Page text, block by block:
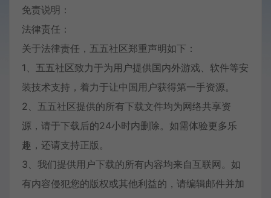
免责说明：
法律责任：
关于法律责任，五五社区郑重声明如下：
1、五五社区致力于为用户提供国内外游戏、软件等安
装技术支持，着力于让中国用户获得第一手资源。
2、五五社区提供的所有下载文件均为网络共享资
源，请于下载后的24小时内删除。如需体验更多乐
趣，还请支持正版。
3、我们提供用户下载的所有内容均来自互联网。如
有内容侵犯您的版权或其他利益的，请编辑邮件并加